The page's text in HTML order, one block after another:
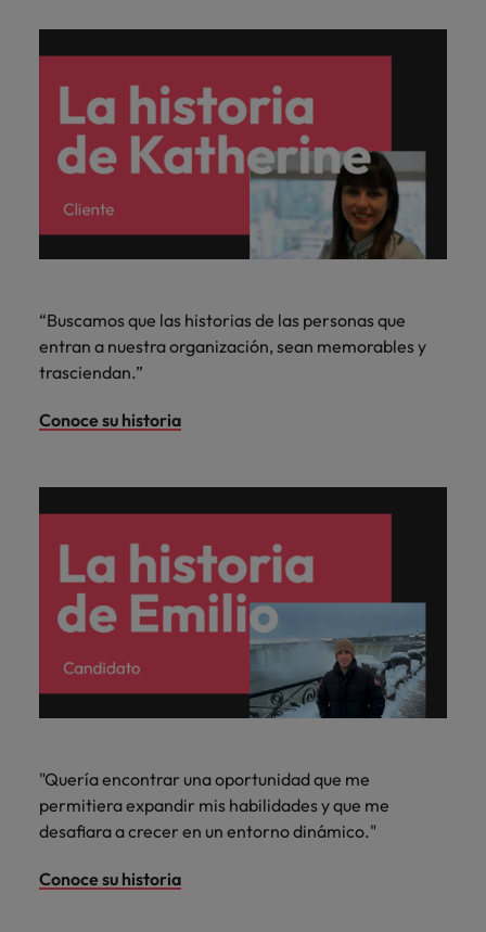
“Buscamos que las historias de las personas que
entran a nuestra organización, sean memorables y
trasciendan.”
Conoce su historia
"Quería encontrar una oportunidad que me
permitiera expandir mis habilidades y que me
desafiara a crecer en un entorno dinámico."
Conoce su historia